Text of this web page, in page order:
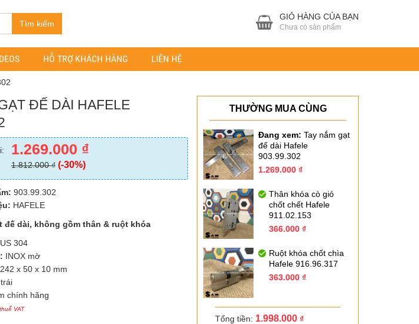
Tìm kiếm
GIỎ HÀNG CỦA BẠN
Chưa có sản phẩm
HỖ TRỢ KHÁCH HÀNG LIÊN HỆ
ĐẾ DÀI HAFELE
1.269.000 ₫
1.812.000₫(-30%)
903.99.302
HAFELE
đế dài, không gồm thân & ruột khóa
304
INOX mờ
242 x 50 x 10 mm
chính hãng
VAT
THƯỜNG MUA CÙNG
Đang xem:Tay nắm gạt
đế dài Hafele
903.99.302
Giá
là:
1.812.000 ₫.
1.269.000 ₫Giá
là:
1.269.000 ₫.
Thân khóa cò gió
chốt chết Hafele
911.02.153
Giá
522.000 ₫.
366.000 ₫Giá
là:
366.000 ₫.
Ruột khóa chốt chìa
Hafele 916.96.317
Giá
518.000 ₫.
363.000 ₫Giá
là:
Tổng tiền: 1.998.000 ₫